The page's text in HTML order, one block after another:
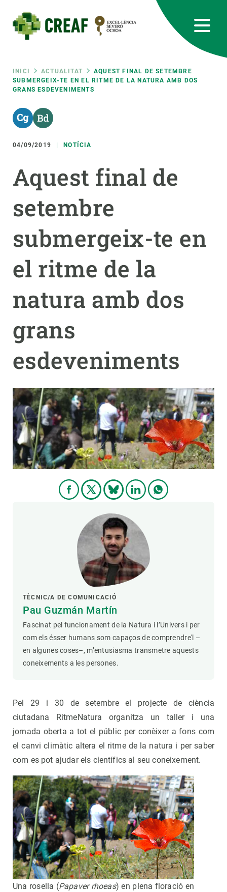
contingut
Fil
d'ariadna
INICI ACTUALITAT
AQUEST FINAL DE SETEMBRE
SUBMERGEIX-TE EN EL RITME DE LA NATURA AMB DOS
GRANS ESDEVENIMENTS
04/09/2019 NOTÍCIA
Aquest final de
setembre
submergeix-te en
el ritme de la
natura amb dos
grans
esdeveniments
TÈCNIC/A DE COMUNICACIÓ
Pau Guzmán Martín
Fascinat pel funcionament de la Natura i l’Univers i per
com els ésser humans som capaços de comprendre'l –
en algunes coses–, m’entusiasma transmetre aquests
coneixements a les persones.
Pel 29 i 30 de setembre el projecte de ciència
ciutadana RitmeNatura organitza un taller i una
jornada oberta a tot el públic per conèixer a fons com
el canvi climàtic altera el ritme de la natura i per saber
com es pot ajudar els científics al seu coneixement.
Una rosella (Papaver rhoeas) en plena floració en
RRSS
Featured
responsive
Responsive
menu
RECERCA
CIÈNCIA EN ACCIÓ
NOTÍCIES I AGENDA